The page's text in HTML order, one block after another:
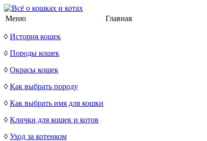
Меню Главная
◊ История кошек
◊ Породы кошек
◊ Окрасы кошек
◊ Как выбрать породу
◊ Как выбрать имя для кошки
◊ Клички для кошек и котов
◊ Уход за котенком